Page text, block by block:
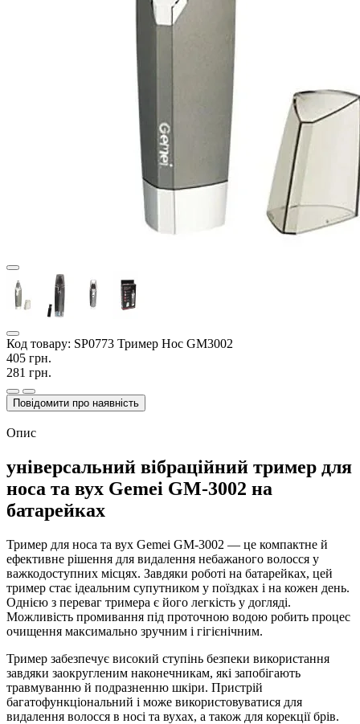
Код товару: SP0773 Тример Нос GM3002
405 грн.
281 грн.
Повідомити про наявність
Опис
універсальний вібраційний тример для
носа та вух Gemei GM-3002 на
батарейках
Тример для носа та вух Gemei GM-3002 — це компактне й
ефективне рішення для видалення небажаного волосся у
важкодоступних місцях. Завдяки роботі на батарейках, цей
тример стає ідеальним супутником у поїздках і на кожен день.
Однією з переваг тримера є його легкість у догляді.
Можливість промивання під проточною водою робить процес
очищення максимально зручним і гігієнічним.
Тример забезпечує високий ступінь безпеки використання
завдяки заокругленим наконечникам, які запобігають
травмуванню й подразненню шкіри. Пристрій
багатофункціональний і може використовуватися для
видалення волосся в носі та вухах, а також для корекції брів.